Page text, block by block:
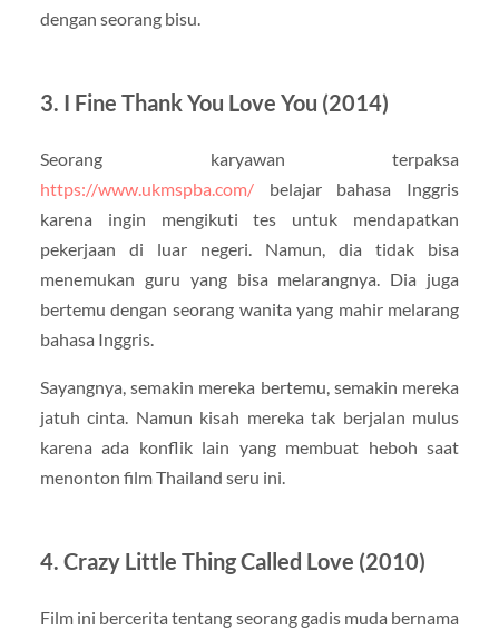
dengan seorang bisu.
3. I Fine Thank You Love You (2014)
Seorang karyawan terpaksa
https://www.ukmspba.com/belajar bahasa Inggris
karena ingin mengikuti tes untuk mendapatkan
pekerjaan di luar negeri. Namun, dia tidak bisa
menemukan guru yang bisa melarangnya. Dia juga
bertemu dengan seorang wanita yang mahir melarang
bahasa Inggris.
Sayangnya, semakin mereka bertemu, semakin mereka
jatuh cinta. Namun kisah mereka tak berjalan mulus
karena ada konflik lain yang membuat heboh saat
menonton film Thailand seru ini.
4. Crazy Little Thing Called Love (2010)
Film ini bercerita tentang seorang gadis muda bernama